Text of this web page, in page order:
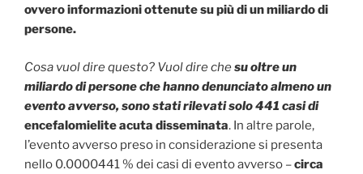
ovvero informazioni ottenute su più di un miliardo di
persone.
Cosa vuol dire questo? Vuol dire chesu oltre un
miliardo di persone che hanno denunciato almeno un
evento avverso, sono stati rilevati solo 441 casi di
encefalomielite acuta disseminata. In altre parole,
l’evento avverso preso in considerazione si presenta
nello 0.0000441 % dei casi di evento avverso –circa